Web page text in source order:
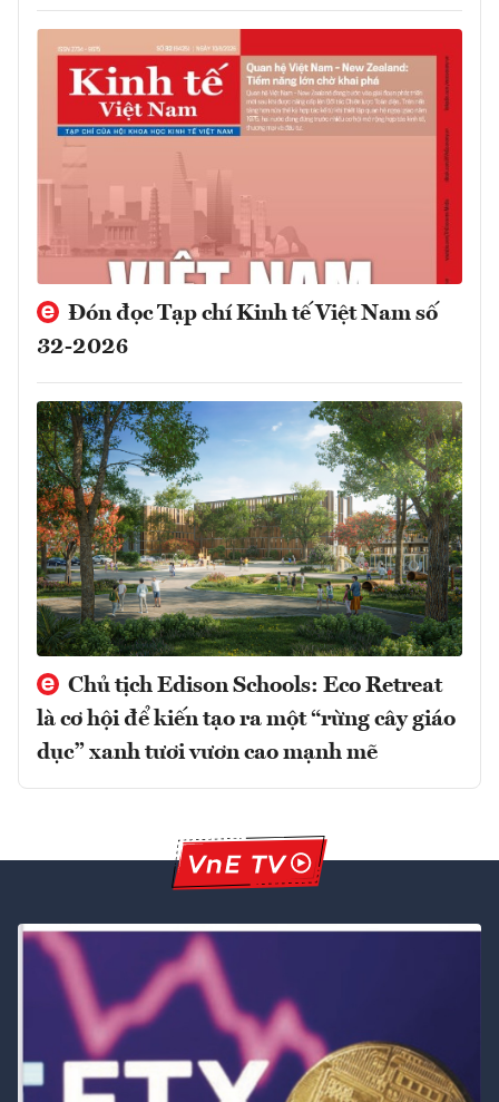
Đón đọc Tạp chí Kinh tế Việt Nam số
32-2026
Chủ tịch Edison Schools: Eco Retreat
là cơ hội để kiến tạo ra một “rừng cây giáo
dục” xanh tươi vươn cao mạnh mẽ